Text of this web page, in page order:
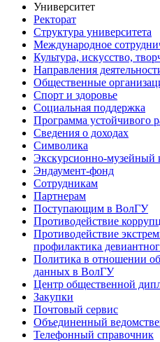
Университет
Ректорат
Структура университета
Международное
Культура, искусство,
Направления
Общественные
Спорт и здоровье
Социальная поддержка
Программа устойчивого
Сведения о доходах
Символика
Экскурсионно-музейный
Эндаумент-фонд
Сотрудникам
Партнерам
Поступающим в ВолГУ
Противодействие
Противодействие
профилактика
Политика в отношении
данных в ВолГУ
Центр общественной
Закупки
Почтовый сервис
Объединенный
Телефонный справочник